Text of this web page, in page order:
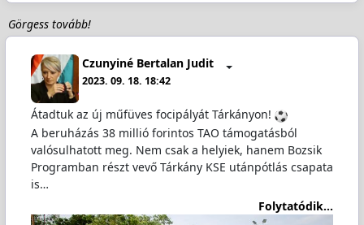
Görgess tovább!
Czunyiné Bertalan Judit
2023. 09. 18. 18:42
Átadtuk az új műfüves focipályát Tárkányon!
A beruházás 38 millió forintos TAO támogatásból
valósulhatott meg. Nem csak a helyiek, hanem Bozsik
Programban részt vevő Tárkány KSE utánpótlás csapata
is…
Folytatódik...